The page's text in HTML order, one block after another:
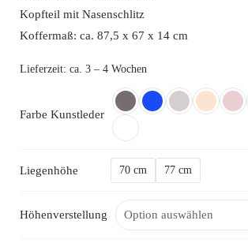
Kopfteil mit Nasenschlitz
Koffermaß: ca. 87,5 x 67 x 14 cm
Lieferzeit: ca. 3 – 4 Wochen
Farbe Kunstleder
Liegenhöhe 70 cm 77 cm
Höhenverstellung